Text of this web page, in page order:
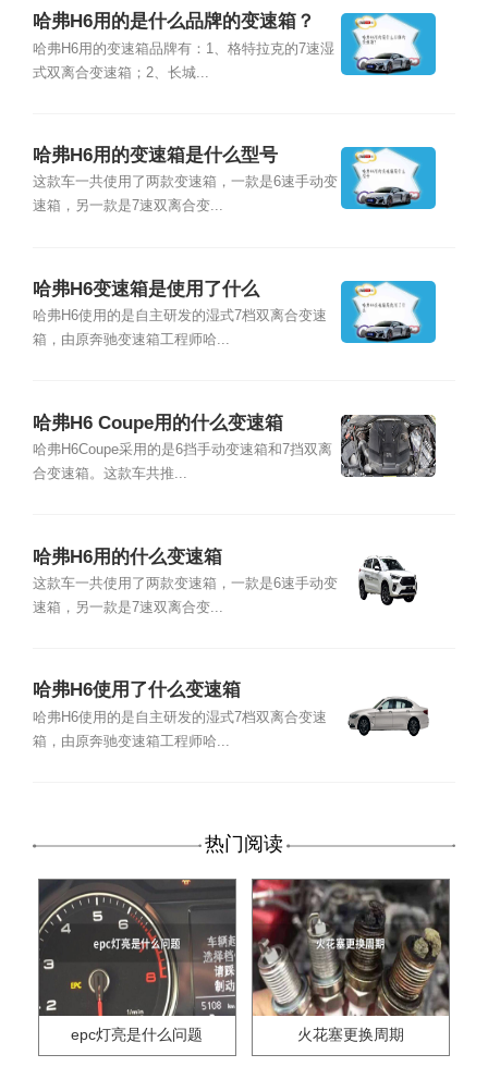
哈弗H6用的是什么品牌的变速箱？
哈弗H6用的变速箱品牌有：1、格特拉克的7速湿
式双离合变速箱；2、长城...
哈弗H6用的变速箱是什么型号
这款车一共使用了两款变速箱，一款是6速手动变
速箱，另一款是7速双离合变...
哈弗H6变速箱是使用了什么
哈弗H6使用的是自主研发的湿式7档双离合变速
箱，由原奔驰变速箱工程师哈...
哈弗H6 Coupe用的什么变速箱
哈弗H6Coupe采用的是6挡手动变速箱和7挡双离
合变速箱。这款车共推...
哈弗H6用的什么变速箱
这款车一共使用了两款变速箱，一款是6速手动变
速箱，另一款是7速双离合变...
哈弗H6使用了什么变速箱
哈弗H6使用的是自主研发的湿式7档双离合变速
箱，由原奔驰变速箱工程师哈...
热门阅读
epc灯亮是什么问题 火花塞更换周期